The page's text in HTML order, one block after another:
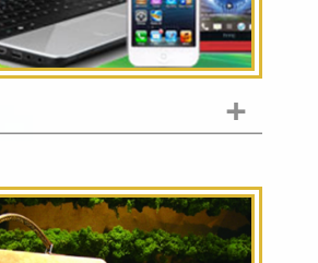
+